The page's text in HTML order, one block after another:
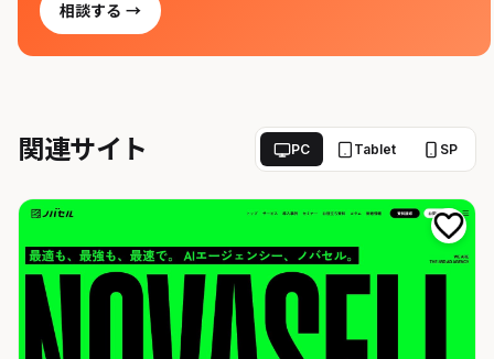
相談する →
関連サイト PC Tablet SP